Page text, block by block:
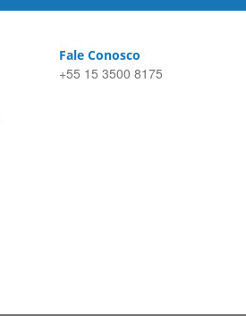
Fale Conosco
+55 15 3500 8175